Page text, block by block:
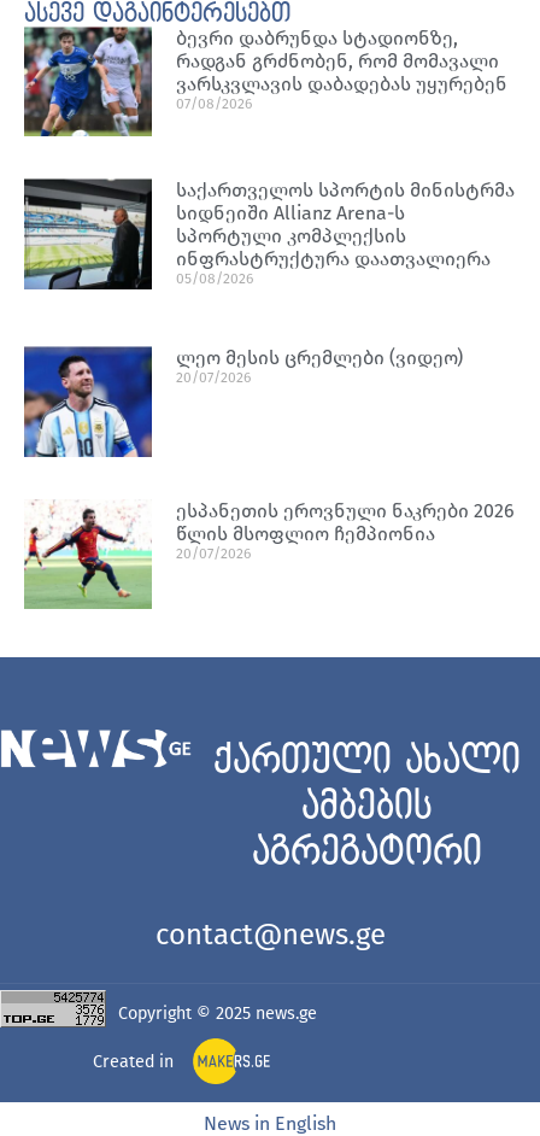
ასევე დაგაინტერესებთ
ბევრი დაბრუნდა სტადიონზე,
რადგან გრძნობენ, რომ მომავალი
ვარსკვლავის დაბადებას უყურებენ
07/08/2026
საქართველოს სპორტის მინისტრმა
სიდნეიში Allianz Arena-ს
სპორტული კომპლექსის
ინფრასტრუქტურა დაათვალიერა
05/08/2026
ლეო მესის ცრემლები (ვიდეო)
20/07/2026
ესპანეთის ეროვნული ნაკრები 2026
წლის მსოფლიო ჩემპიონია
20/07/2026
ქართული ახალი
ამბების
აგრეგატორი
contact@news.ge
Copyright © 2025 news.ge
Created in
News in English